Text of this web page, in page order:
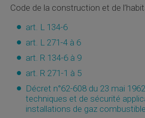
Code de la construction et de
art. L 134-6
art. L 271-4 à 6
art. R 134-6 à 9
art. R 271-1 à 5
Décret n°62-608 du 23 mai
techniques et de sécurité
installations de gaz combustible